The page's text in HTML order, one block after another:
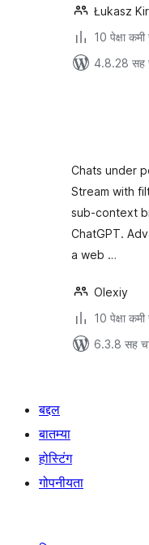
Łukasz
10 पेक्षा
4.8.28 सह
Chats under
Stream with
sub-context
ChatGPT.
a web …
Olexiy
10 पेक्षा
6.3.8 सह
बद्दल
बातम्या
होस्टिंग
गोपनीयता